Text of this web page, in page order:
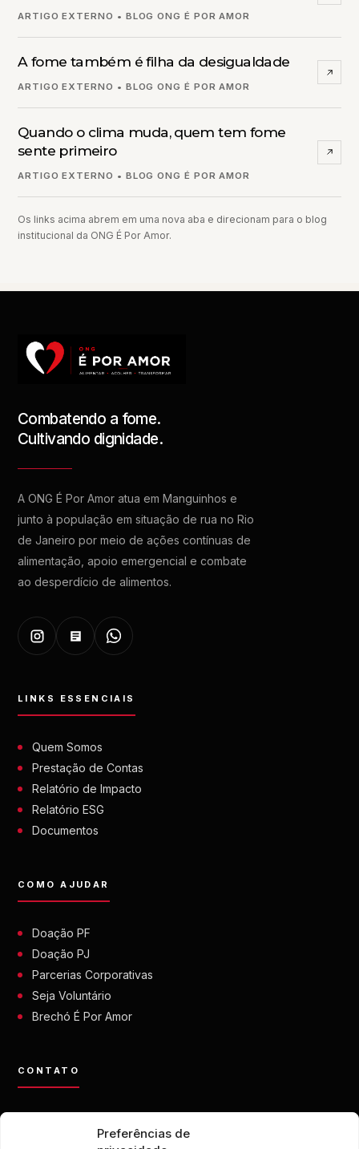
Preferências de
ARTIGO EXTERNO • BLOG ONG É POR AMOR
A fome também é filha da desigualdade
ARTIGO EXTERNO • BLOG ONG É POR AMOR
Quando o clima muda, quem tem fome
sente primeiro
ARTIGO EXTERNO • BLOG ONG É POR AMOR
Os links acima abrem em uma nova aba e direcionam para o blog
institucional da ONG É Por Amor.
Combatendo a fome.
Cultivando dignidade.
A ONG É Por Amor atua em Manguinhos e
junto à população em situação de rua no Rio
de Janeiro por meio de ações contínuas de
alimentação, apoio emergencial e combate
ao desperdício de alimentos.
LINKS ESSENCIAIS
Quem Somos
Prestação de Contas
Relatório de Impacto
Relatório ESG
Documentos
COMO AJUDAR
Doação PF
Doação PJ
Parcerias Corporativas
Seja Voluntário
Brechó É Por Amor
CONTATO
+55 21 99028-9090